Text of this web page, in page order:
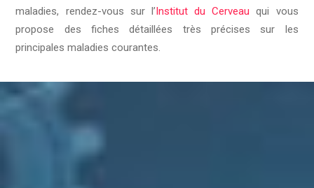
maladies, rendez-vous sur l’Institut du Cerveau qui vous
propose des fiches détaillées très précises sur les
principales maladies courantes.